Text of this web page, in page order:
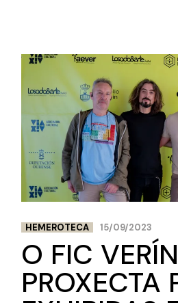
HEMEROTECA 15/09/2023
O FIC
PROXECTA